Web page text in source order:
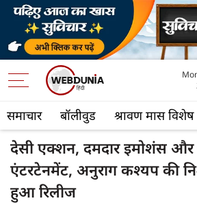
समाचार बॉलीवुड श्रावण मास विशेष
देसी एक्शन, दमदार इमोशंस
एंटरटेनमेंट, अनुराग कश्यप की
हुआ रिलीज